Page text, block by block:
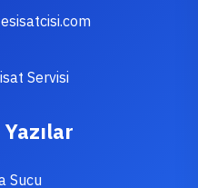
Servisi
Sucu